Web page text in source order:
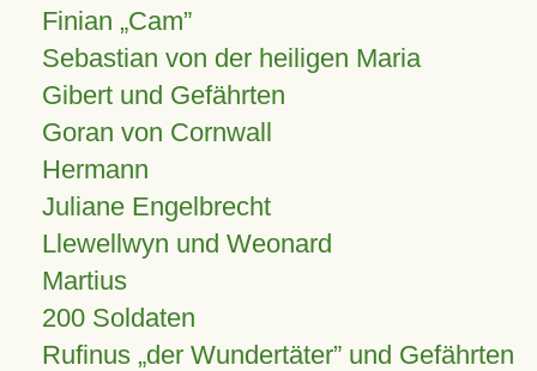
Finian Cam
Sebastian von der heiligen Maria
Gibert und Gefährten
Goran von Cornwall
Hermann
Juliane Engelbrecht
Llewellwyn und Weonard
Martius
200 Soldaten
Rufinus „der Wundertäter” und Gefährten